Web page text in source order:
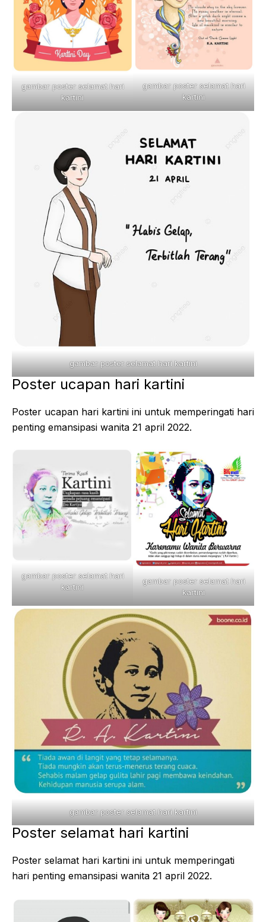
gambar poster selamat hari
kartini
gambar poster selamat hari
kartini
gambar poster selamat hari kartini
Poster ucapan hari kartini
Poster ucapan hari kartini ini untuk memperingati hari
penting emansipasi wanita 21 april 2022.
gambar poster selamat hari
kartini
gambar poster selamat hari
kartini
gambar poster selamat hari kartini
Poster selamat hari kartini
Poster selamat hari kartini ini untuk memperingati
hari penting emansipasi wanita 21 april 2022.